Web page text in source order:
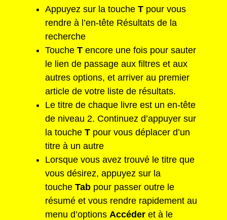
Appuyez sur la touche Tpour vous
rendre à l’en-tête Résultats de la
recherche
Touche Tencore une fois pour sauter
le lien de passage aux filtres et aux
autres options, et arriver au premier
article de votre liste de résultats.
Le titre de chaque livre est un en-tête
de niveau 2. Continuez d’appuyer sur
la touche Tpour vous déplacer d’un
titre à un autre
Lorsque vous avez trouvé le titre que
vous désirez, appuyez sur la
touche Tabpour passer outre le
résumé et vous rendre rapidement au
menu d’options Accéderet à le